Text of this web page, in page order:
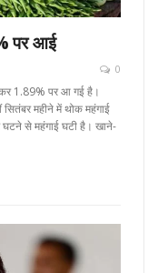
पर आई
0
1.89% पर आ गई है।
महीने में थोक महंगाई
से महंगाई घटी है। खाने-